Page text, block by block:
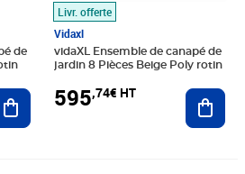
de
Ajouter au panier
Livr. offerte
Vidaxl
vidaXL Ensemble de canapé de
jardin 8 Pièces Beige Poly rotin
595,74€ HT